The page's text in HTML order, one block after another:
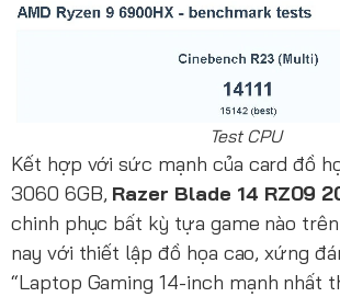
Test CPU
Kết hợp với sức mạnh của card đồ
3060 6GB, Razer Blade 14 RZ09
chinh phục bất kỳ tựa game nào
nay với thiết lập đồ họa cao, xứng
“Laptop Gaming 14-inch mạnh nhất